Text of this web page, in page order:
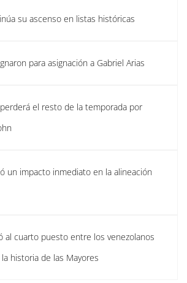
su ascenso en listas históricas
para asignación a Gabriel Arias
el resto de la temporada por
un impacto inmediato en la alineación
al cuarto puesto entre los venezolanos
historia de las Mayores